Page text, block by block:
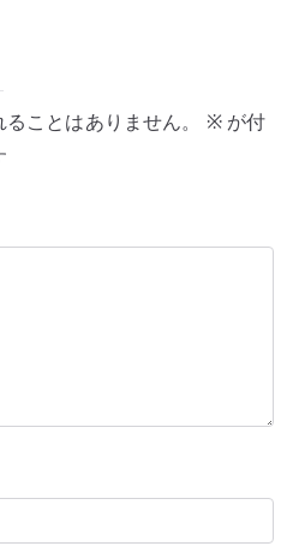
ことはありません。 ※が付